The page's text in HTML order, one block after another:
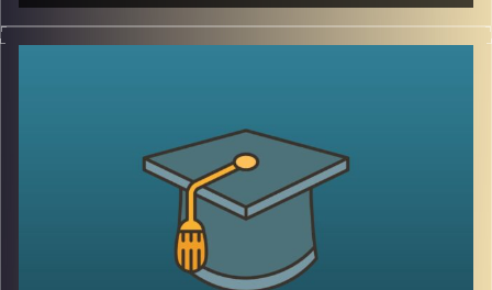
רגע לפני שהוא עוזב לפוסט דוקטורט ב– NYU,
הוירטואליים. ניהול זמינות, החלפת זהויות
ומצבים נוספים גורמים לנו לסלף את האמת.
יחד עם זאת, הרשת לא אוהבת אותנו שקרנים.
יודעים למה? על יצירתיות וההזדמנות המופלאה
להיות בצורות נוספות מחוץ לממד המוחשי